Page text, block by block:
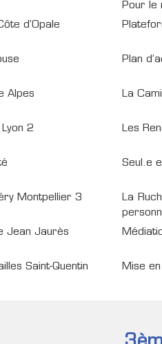
Pour le
d'Opale
Plan
Alpes La
2 Les
Seul.e
Montpellier 3
La
Jean Jaurès
Saint-Quentin Mise en